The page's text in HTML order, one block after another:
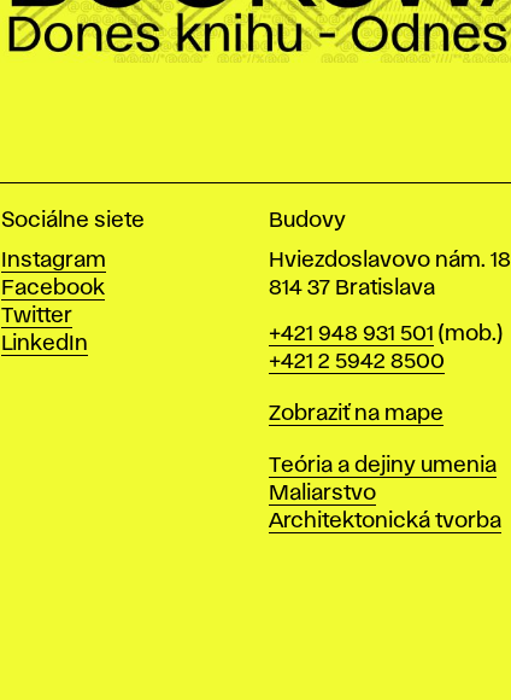
Sociálne siete
Instagram
Facebook
Twitter
LinkedIn
Budovy
Hviezdoslavovo nám. 18
814 37 Bratislava
Telefón
+421 948 931 501 (mob.)
+421 2 5942 8500
Mapa
Zobraziť na mape
Katedry
Teória a dejiny umenia
Maliarstvo
Architektonická tvorba